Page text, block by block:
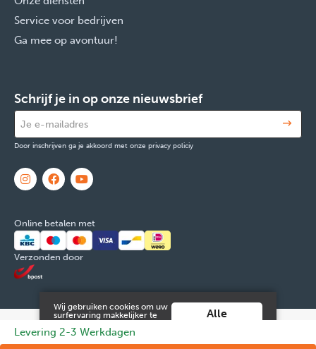
Levering 2-3 Werkdagen
Service voor bedrijven
Ga mee op avontuur!
Schrijf je in op onze nieuwsbrief
Door inschrijven ga je akkoord met onze privacy policiy
Online betalen met
Verzonden door
© 2026 FOX & Cie Ondernemingsnr: 0551.965.335
Tilroy.
Wij gebruiken cookies om uw
surfervaring makkelijker te
te maken van deze website ga
je hiermee akkoord.
Alle
aanvaarden